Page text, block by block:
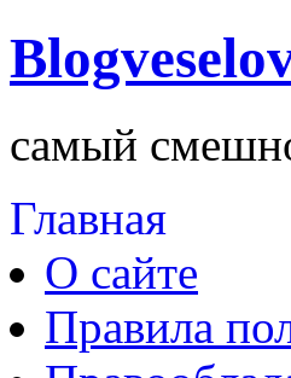
самый
Главная
О сайте
Правила